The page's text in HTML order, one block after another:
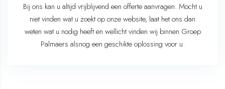
Bij ons kan u altijd vrijblijvend een offerte aanvragen. Mocht u
niet vinden wat u zoekt op onze website, laat het ons dan
weten wat u nodig heeft en wellicht vinden wij binnen Groep
Palmaers alsnog een geschikte oplossing voor u.